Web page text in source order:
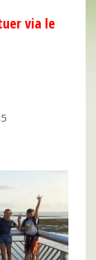
via le